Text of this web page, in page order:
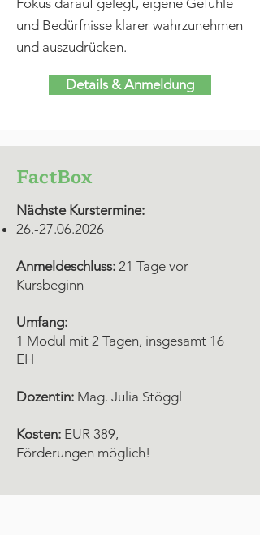
Fokus darauf gelegt, eigene Gefühle
und Bedürfnisse klarer wahrzunehmen
und auszudrücken.
Details & Anmeldung
FactBox
Nächste Kurstermine:
26.-27.06.2026
Anmeldeschluss: 21 Tage vor
Kursbeginn
Umfang:
1 Modul mit 2 Tagen, insgesamt 16
EH
Dozentin: Mag. Julia Stöggl
Kosten: EUR 389, -
Förderungen möglich!